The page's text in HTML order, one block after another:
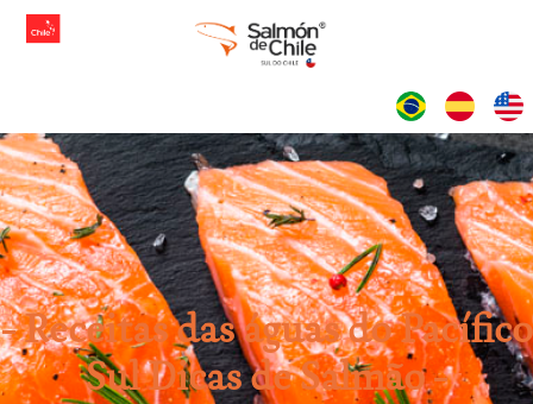
Receitas das águas do Pacífico
SulDicas de Salmão